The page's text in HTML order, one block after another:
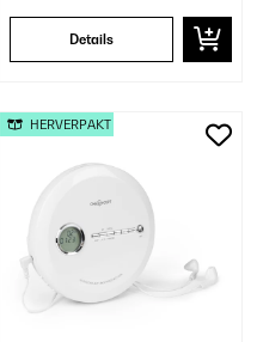
Details
HERVERPAKT